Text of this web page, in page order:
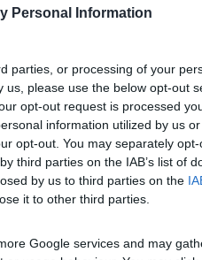
Personal Information
parties, or processing of your
please use the below opt-out
opt-out request is processed
information utilized by us
opt-out. You may separately
third parties on the IAB’s list of
by us to third parties on the
it to other third parties.
Google services and may
forma e no mesmo